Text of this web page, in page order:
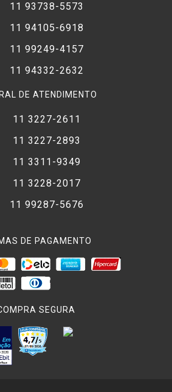
11 93738-5573
11 94105-6918
11 99249-4157
11 94332-2632
DE ATENDIMENTO
11 3227-2611
11 3227-2893
11 3311-9349
11 3228-2017
11 99287-5676
DE PAGAMENTO
SEGURA